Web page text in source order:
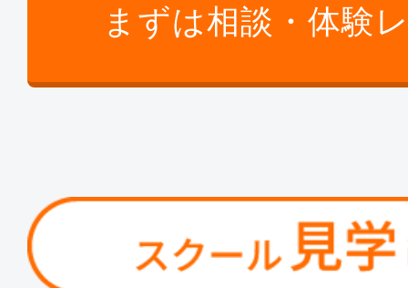
まずは相談・体験